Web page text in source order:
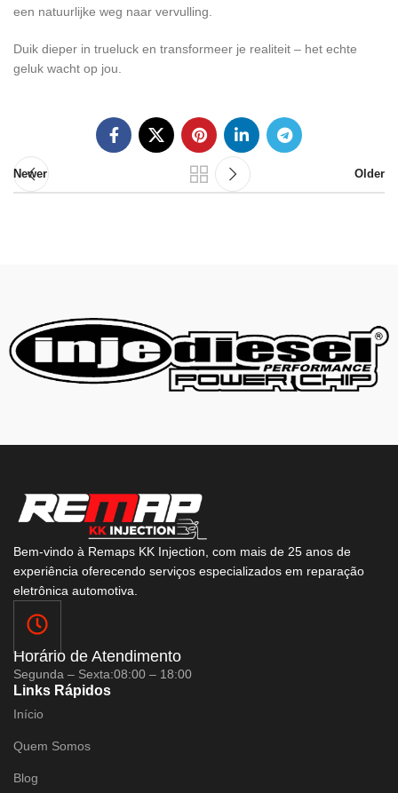
een natuurlijke weg naar vervulling.
Duik dieper in trueluck en transformeer je realiteit – het echte
geluk wacht op jou.
Newer Older
Bem-vindo à Remaps KK Injection, com mais de 25 anos de
experiência oferecendo serviços especializados em reparação
eletrônica automotiva.
Horário de Atendimento
Segunda – Sexta:08:00 – 18:00
Links Rápidos
Início
Quem Somos
Blog